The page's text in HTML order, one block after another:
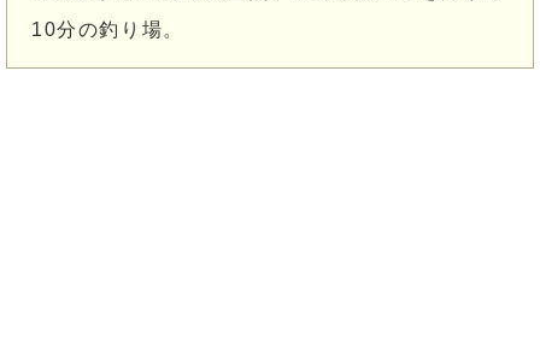
10分の釣り場。